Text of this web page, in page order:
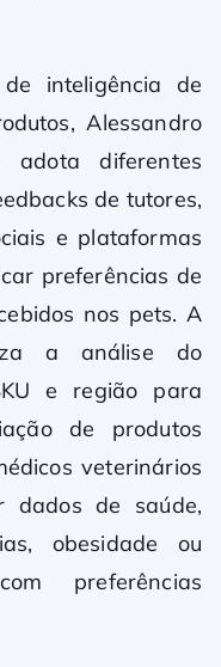
inteligência de
Alessandro
diferentes
de tutores,
e plataformas
preferências de
nos pets. A
a análise do
e região para
de produtos
veterinários
dados de saúde,
obesidade ou
preferências